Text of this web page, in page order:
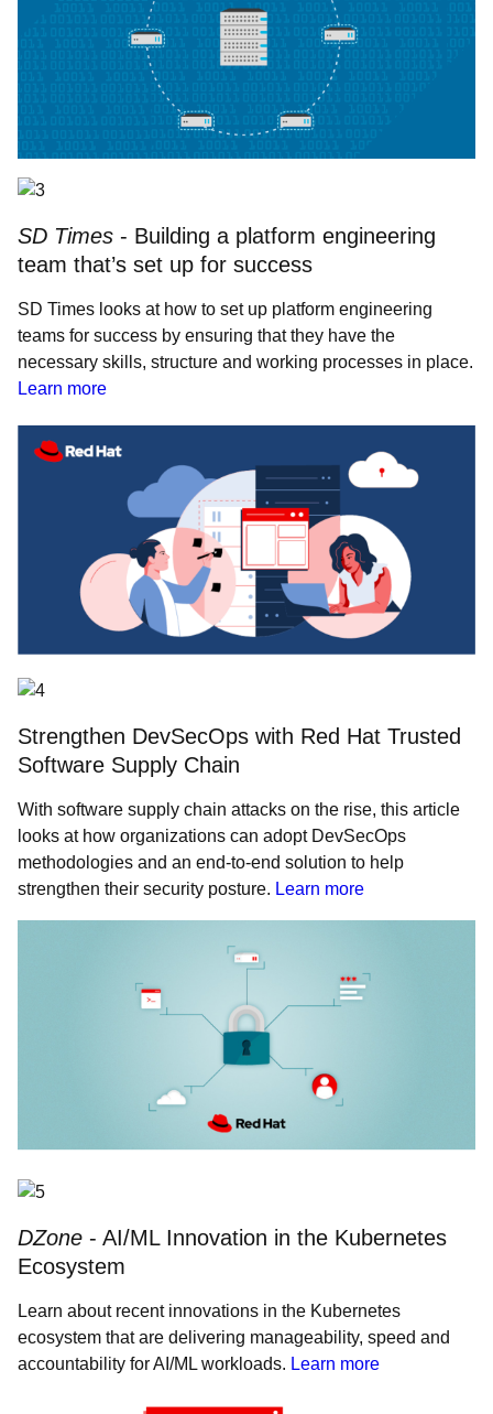
SD Times - Building a platform engineering
team that’s set up for success
SD Times looks at how to set up platform engineering
teams for success by ensuring that they have the
necessary skills, structure and working processes in place.
Learn more
Strengthen DevSecOps with Red Hat Trusted
Software Supply Chain
With software supply chain attacks on the rise, this article
looks at how organizations can adopt DevSecOps
methodologies and an end-to-end solution to help
strengthen their security posture. Learn more
DZone - AI/ML Innovation in the Kubernetes
Ecosystem
Learn about recent innovations in the Kubernetes
ecosystem that are delivering manageability, speed and
accountability for AI/ML workloads. Learn more